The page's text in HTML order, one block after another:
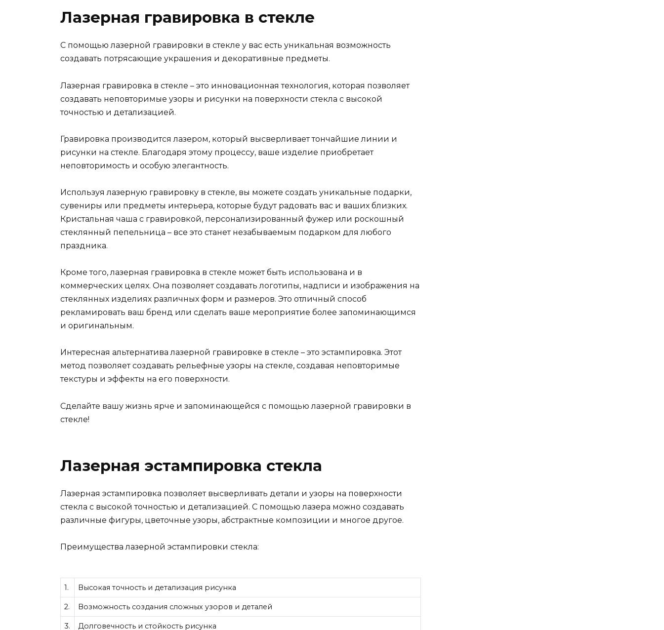
Лазерная гравировка в стекле
С помощью лазерной гравировки в стекле у вас есть уникальная возможность
создавать потрясающие украшения и декоративные предметы.
Лазерная гравировка в стекле – это инновационная технология, которая позволяет
создавать неповторимые узоры и рисунки на поверхности стекла с высокой
точностью и детализацией.
Гравировка производится лазером, который высверливает тончайшие линии и
рисунки на стекле. Благодаря этому процессу, ваше изделие приобретает
неповторимость и особую элегантность.
Используя лазерную гравировку в стекле, вы можете создать уникальные подарки,
сувениры или предметы интерьера, которые будут радовать вас и ваших близких.
Кристальная чаша с гравировкой, персонализированный фужер или роскошный
стеклянный пепельница – все это станет незабываемым подарком для любого
праздника.
Кроме того, лазерная гравировка в стекле может быть использована и в
коммерческих целях. Она позволяет создавать логотипы, надписи и изображения на
стеклянных изделиях различных форм и размеров. Это отличный способ
рекламировать ваш бренд или сделать ваше мероприятие более запоминающимся
и оригинальным.
Интересная альтернатива лазерной гравировке в стекле – это эстампировка. Этот
метод позволяет создавать рельефные узоры на стекле, создавая неповторимые
текстуры и эффекты на его поверхности.
Сделайте вашу жизнь ярче и запоминающейся с помощью лазерной гравировки в
стекле!
Лазерная эстампировка стекла
Лазерная эстампировка позволяет высверливать детали и узоры на поверхности
стекла с высокой точностью и детализацией. С помощью лазера можно создавать
различные фигуры, цветочные узоры, абстрактные композиции и многое другое.
Преимущества лазерной эстампировки стекла:
1. Высокая точность и детализация рисунка
2. Возможность создания сложных узоров и деталей
3. Долговечность и стойкость рисунка